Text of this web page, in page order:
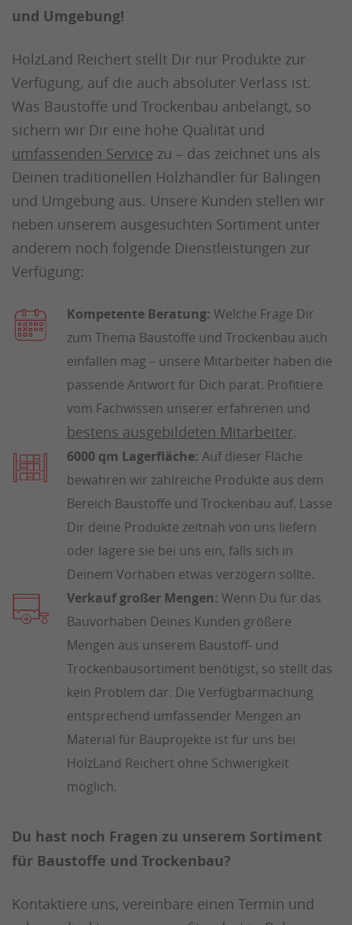
und Umgebung!
HolzLand Reichert stellt Dir nur Produkte zur
Verfügung, auf die auch absoluter Verlass ist.
Was Baustoffe und Trockenbau anbelangt, so
sichern wir Dir eine hohe Qualität und
umfassenden Service zu – das zeichnet uns als
Deinen traditionellen Holzhändler für Balingen
und Umgebung aus. Unsere Kunden stellen wir
neben unserem ausgesuchten Sortiment unter
anderem noch folgende Dienstleistungen zur
Verfügung:
Kompetente Beratung: Welche Frage Dir
zum Thema Baustoffe und Trockenbau auch
einfallen mag – unsere Mitarbeiter haben die
passende Antwort für Dich parat. Profitiere
vom Fachwissen unserer erfahrenen und
bestens ausgebildeten Mitarbeiter.
6000 qm Lagerfläche: Auf dieser Fläche
bewahren wir zahlreiche Produkte aus dem
Bereich Baustoffe und Trockenbau auf. Lasse
Dir deine Produkte zeitnah von uns liefern
oder lagere sie bei uns ein, falls sich in
Deinem Vorhaben etwas verzögern sollte.
Verkauf großer Mengen: Wenn Du für das
Bauvorhaben Deines Kunden größere
Mengen aus unserem Baustoff- und
Trockenbausortiment benötigst, so stellt das
kein Problem dar. Die Verfügbarmachung
entsprechend umfassender Mengen an
Material für Bauprojekte ist für uns bei
HolzLand Reichert ohne Schwierigkeit
möglich.
Du hast noch Fragen zu unserem Sortiment
für Baustoffe und Trockenbau?
Kontaktiere uns, vereinbare einen Termin und